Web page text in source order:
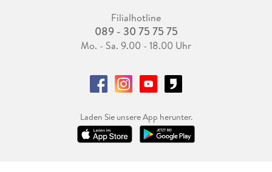
Filialhotline
089 - 30 75 75 75
Mo. - Sa. 9.00 - 18.00 Uhr
Laden Sie unsere App herunter.